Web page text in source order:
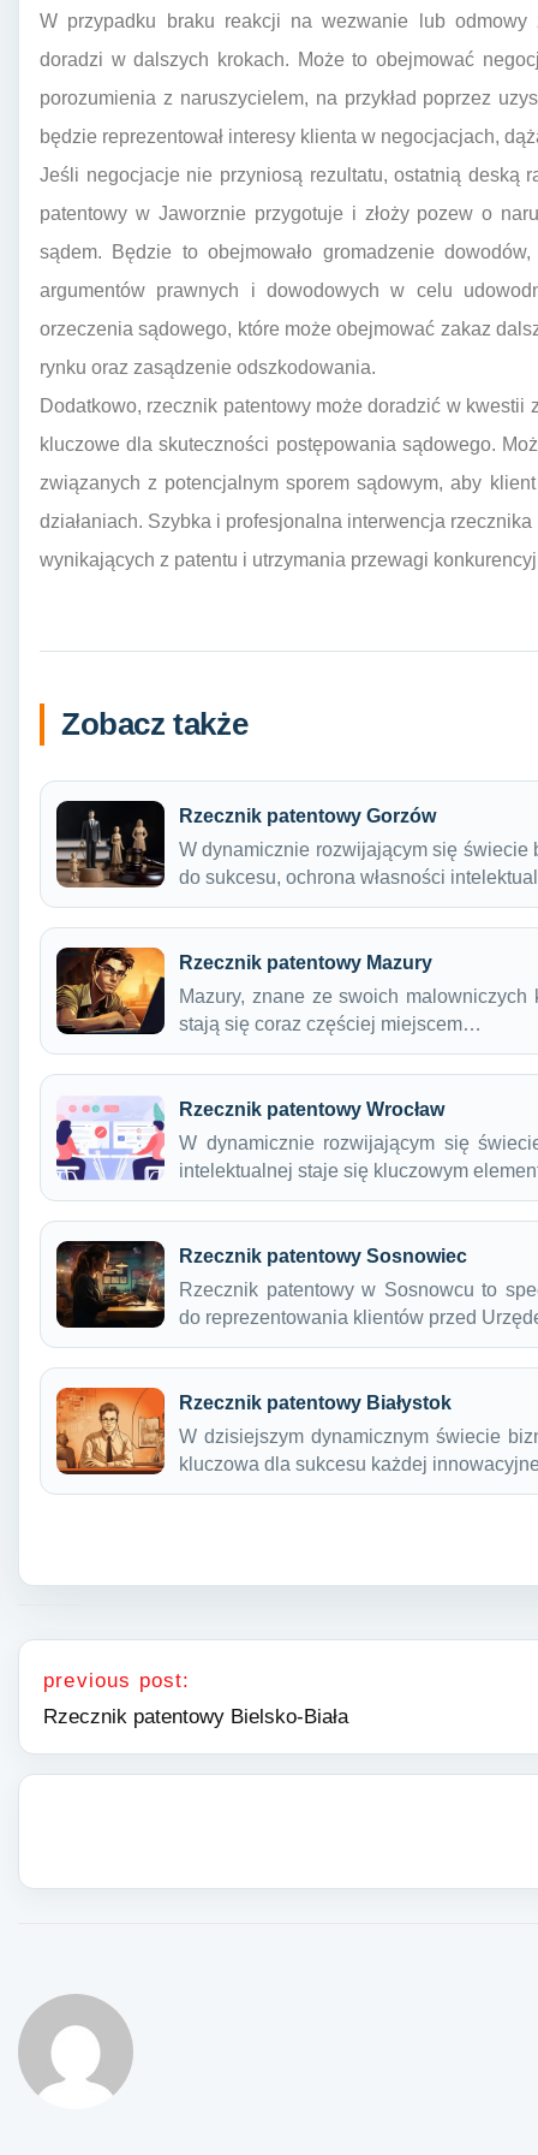
W przypadku braku reakcji na wezwanie lub odmowy
doradzi w dalszych krokach. Może to obejmować
porozumienia z naruszycielem, na przykład poprzez
będzie reprezentował interesy klienta w negocjacjach,
Jeśli negocjacje nie przyniosą rezultatu, ostatnią deską
patentowy w Jaworznie przygotuje i złoży pozew o
sądem. Będzie to obejmowało gromadzenie
argumentów prawnych i dowodowych w celu
orzeczenia sądowego, które może obejmować zakaz
rynku oraz zasądzenie odszkodowania.
Dodatkowo, rzecznik patentowy może doradzić w
kluczowe dla skuteczności postępowania sądowego.
związanych z potencjalnym sporem sądowym, aby
działaniach. Szybka i profesjonalna interwencja
wynikających z patentu i utrzymania przewagi
Zobacz także
Rzecznik patentowy Gorzów
W dynamicznie rozwijającym się
do sukcesu, ochrona własności
Rzecznik patentowy Mazury
Mazury, znane ze swoich
stają się coraz częściej miejscem…
Rzecznik patentowy Wrocław
W dynamicznie rozwijającym się
intelektualnej staje się kluczowym
Rzecznik patentowy Sosnowiec
Rzecznik patentowy w Sosnowcu to
do reprezentowania klientów przed
Rzecznik patentowy Białystok
W dzisiejszym dynamicznym świecie
kluczowa dla sukcesu każdej
Nawigacja wpisu
previous post:
Rzecznik patentowy Bielsko-Biała